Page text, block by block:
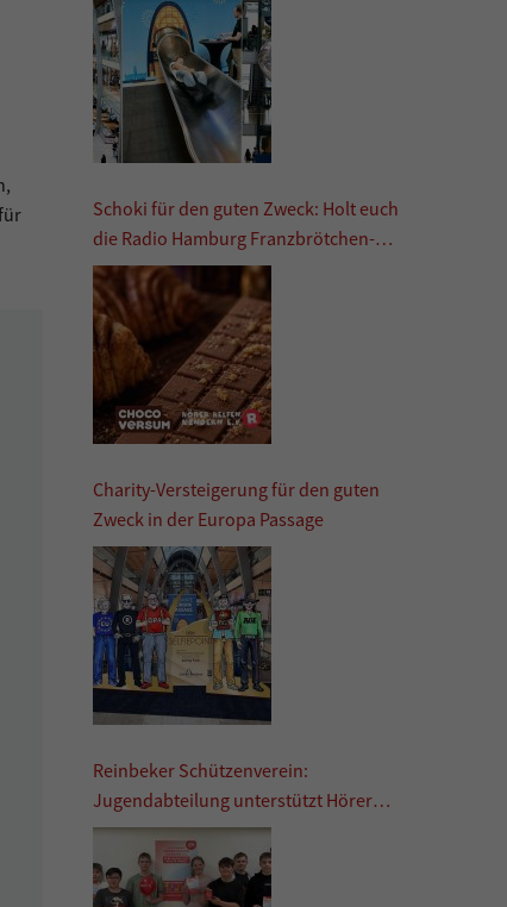
Schoki für den guten Zweck: Holt euch
die Radio Hamburg Franzbrötchen-
Schokolade
Charity-Versteigerung für den guten
Zweck in der Europa Passage
Reinbeker Schützenverein:
Jugendabteilung unterstützt Hörer
helfen Kindern